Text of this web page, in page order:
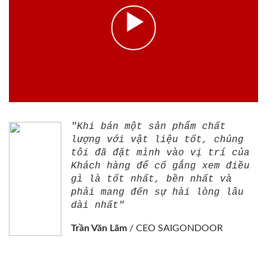
"Khi bán một sản phẩm chất
lượng với vật liệu tốt, chúng
tôi đã đặt mình vào vị trí của
Khách hàng để cố gắng xem điều
gì là tốt nhất, bền nhất và
phải mang đến sự hài lòng lâu
dài nhất"
Trần Văn Lãm / CEO SAIGONDOOR